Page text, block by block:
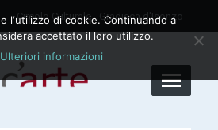
Circolo Culturale - Gradisca d'Isonzo
l‘utilizzo di cookie. Continuando a
accettato il loro utilizzo.
Ulteriori informazioni